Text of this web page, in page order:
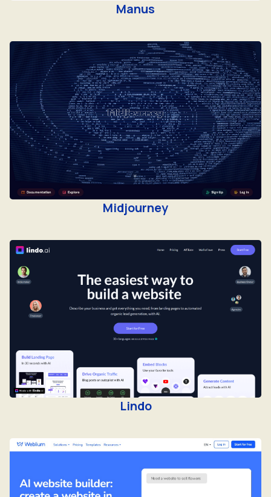
Manus
Midjourney
Lindo